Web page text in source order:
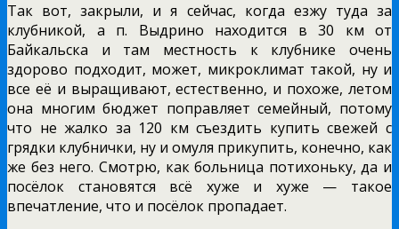
Так вот, закрыли, и я сейчас, когда езжу туда за
клубникой, а п. Выдрино находится в 30 км от
Байкальска и там местность к клубнике очень
здорово подходит, может, микроклимат такой, ну и
все её и выращивают, естественно, и похоже, летом
она многим бюджет поправляет семейный, потому
что не жалко за 120 км съездить купить свежей с
грядки клубнички, ну и омуля прикупить, конечно, как
же без него. Смотрю, как больница потихоньку, да и
посёлок становятся всё хуже и хуже — такое
впечатление, что и посёлок пропадает.